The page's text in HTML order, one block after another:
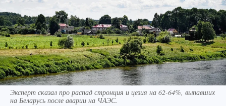
Эксперт сказал про распад стронция и цезия на 62-64%, выпавших
на Беларусь после аварии на ЧАЭС.